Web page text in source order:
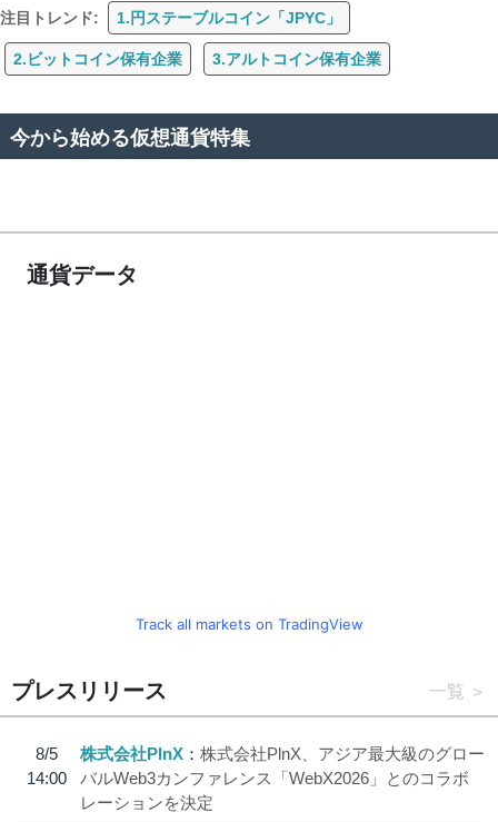
注目トレンド: 1.円ステーブルコイン「JPYC」
2.ビットコイン保有企業 3.アルトコイン保有企業
今から始める仮想通貨特集
通貨データ
Track all markets on TradingView
プレスリリース 一覧
8/5
14:00
株式会社PlnX
株式会社PlnX、アジア最大級のグロー
バルWeb3カンファレンス「WebX2026」とのコラボ
レーションを決定